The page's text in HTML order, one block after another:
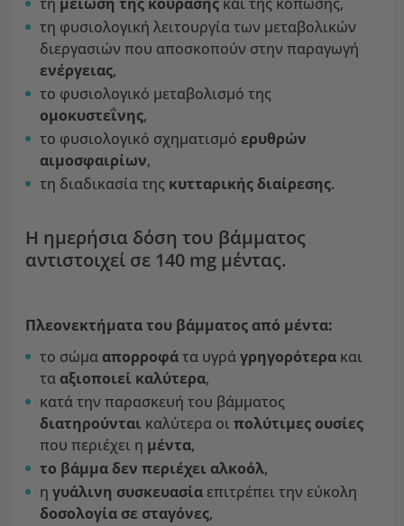
τη φυσιολογική λειτουργία των μεταβολικών
διεργασιών που αποσκοπούν στην παραγωγή
ενέργειας,
το φυσιολογικό μεταβολισμό της
ομοκυστεΐνης,
το φυσιολογικό σχηματισμό ερυθρών
αιμοσφαιρίων,
τη διαδικασία της κυτταρικής διαίρεσης.
Η ημερήσια δόση του βάμματος
αντιστοιχεί σε 140 mg μέντας.
Πλεονεκτήματα του βάμματος από μέντα:
το σώμα απορροφάτα υγράγρηγορότερα και
τα αξιοποιεί καλύτερα,
κατά την παρασκευή του βάμματος
διατηρούνται καλύτερα οιπολύτιμες ουσίες
που περιέχει η μέντα,
το βάμμα δεν περιέχει αλκοόλ,
η γυάλινη συσκευασία επιτρέπει την εύκολη
δοσολογία σε σταγόνες,